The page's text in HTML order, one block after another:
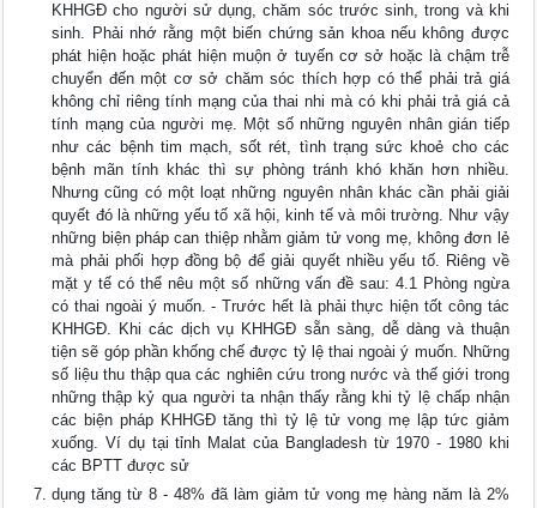
KHHGĐ cho người sử dụng, chăm sóc trước sinh, trong và khi
sinh. Phải nhớ rằng một biến chứng sản khoa nếu không được
phát hiện hoặc phát hiện muộn ở tuyến cơ sở hoặc là chậm trễ
chuyển đến một cơ sở chăm sóc thích hợp có thể phải trả giá
không chỉ riêng tính mạng của thai nhi mà có khi phải trả giá cả
tính mạng của người mẹ. Một số những nguyên nhân gián tiếp
như các bệnh tim mạch, sốt rét, tình trạng sức khoẻ cho các
bệnh mãn tính khác thì sự phòng tránh khó khăn hơn nhiều.
Nhưng cũng có một loạt những nguyên nhân khác cần phải giải
quyết đó là những yếu tố xã hội, kinh tế và môi trường. Như vậy
những biện pháp can thiệp nhằm giảm tử vong mẹ, không đơn lẻ
mà phải phối hợp đồng bộ để giải quyết nhiều yếu tố. Riêng về
mặt y tế có thể nêu một số những vấn đề sau: 4.1 Phòng ngừa
có thai ngoài ý muốn. - Trước hết là phải thực hiện tốt công tác
KHHGĐ. Khi các dịch vụ KHHGĐ sẵn sàng, dễ dàng và thuận
tiện sẽ góp phần khống chế được tỷ lệ thai ngoài ý muốn. Những
số liệu thu thập qua các nghiên cứu trong nước và thế giới trong
những thập kỷ qua người ta nhận thấy rằng khi tỷ lệ chấp nhận
các biện pháp KHHGĐ tăng thì tỷ lệ tử vong mẹ lập tức giảm
xuống. Ví dụ tại tỉnh Malat của Bangladesh từ 1970 - 1980 khi
các BPTT được sử
dụng tăng từ 8 - 48% đã làm giảm tử vong mẹ hàng năm là 2%